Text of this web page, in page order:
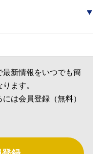
新情報をいつでも簡
ます。
は会員登録（無料）